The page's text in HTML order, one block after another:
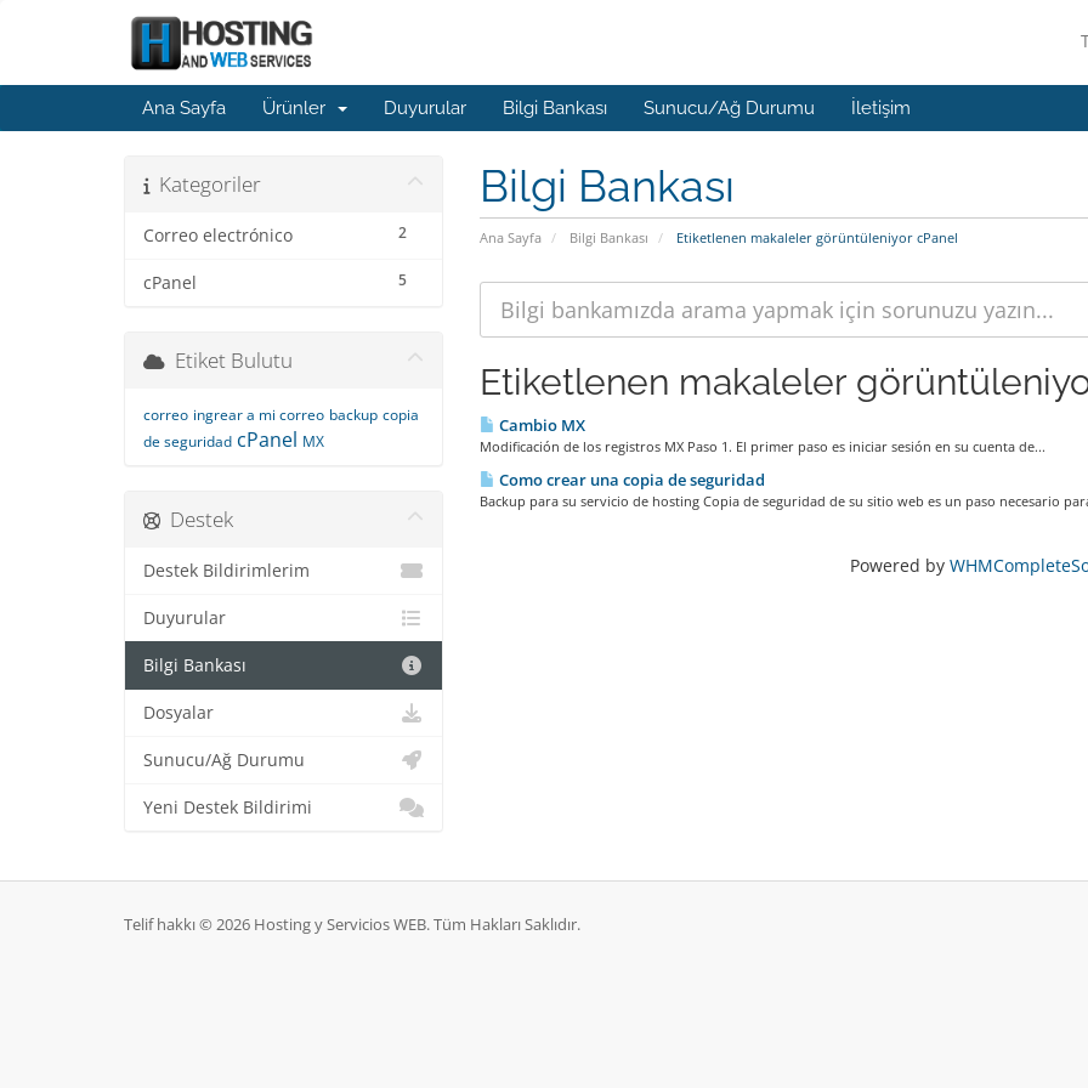
Ana Sayfa Ürünler Duyurular Bilgi Bankası Sunucu/Ağ Durumu İletişim
Bilgi Bankası
Ana Sayfa Bilgi Bankası Etiketlenen makaleler görüntüleniyor cPanel
Kategoriler
2
Correo electrónico
5
cPanel
Etiketlenen makaleler
Cambio MX
Modificación de los registros MX Paso 1. El primer paso es iniciar sesión en su cuenta de...
Como crear una copia de seguridad
Backup para su servicio de hosting Copia de seguridad de su sitio web es un paso necesario
Powered by
Etiket Bulutu
correo ingrear a mi correo backup copia
de seguridad cPanel MX
Destek
Destek Bildirimlerim
Duyurular
Bilgi Bankası
Dosyalar
Sunucu/Ağ Durumu
Yeni Destek Bildirimi
Telif hakkı © 2026 Hosting y Servicios WEB. Tüm Hakları Saklıdır.